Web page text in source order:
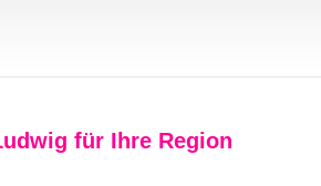
für Ihre Region